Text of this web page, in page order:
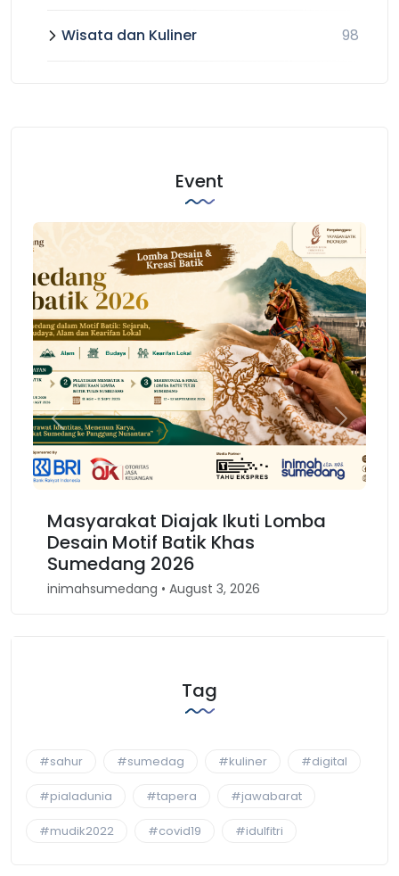
Wisata dan Kuliner 98
Event
Masyarakat Diajak Ikuti Lomba
Desain Motif Batik Khas
Sumedang 2026
inimahsumedang • August 3, 2026
Previous Next
Tag
#sahur #sumedag #kuliner #digital
#pialadunia #tapera #jawabarat
#mudik2022 #covid19 #idulfitri